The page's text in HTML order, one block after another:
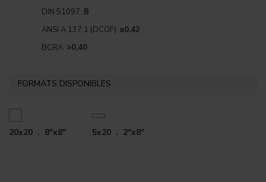
DIN 51097: B
ANSI A 137.1 (DCOF): ≥0,42
BCRA: >0,40
FORMATS DISPONIBLES
20x20 . 8"x8" 5x20 . 2"x8"